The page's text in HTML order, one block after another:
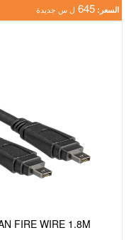
السعر: 645 ل س جديدة
FIRE WIRE 1.8M